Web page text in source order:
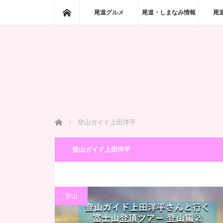
ホーム尾道グルメ 尾道・しまなみ情報 尾
ホーム 登山ガイド上田洋平
登山ガイド上田洋平
登山